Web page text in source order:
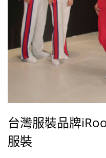
台灣服裝品牌
服裝